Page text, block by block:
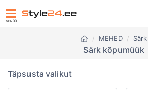
MENÜÜ
MEHED Särk
Särk kõpumüük
Täpsusta valikut